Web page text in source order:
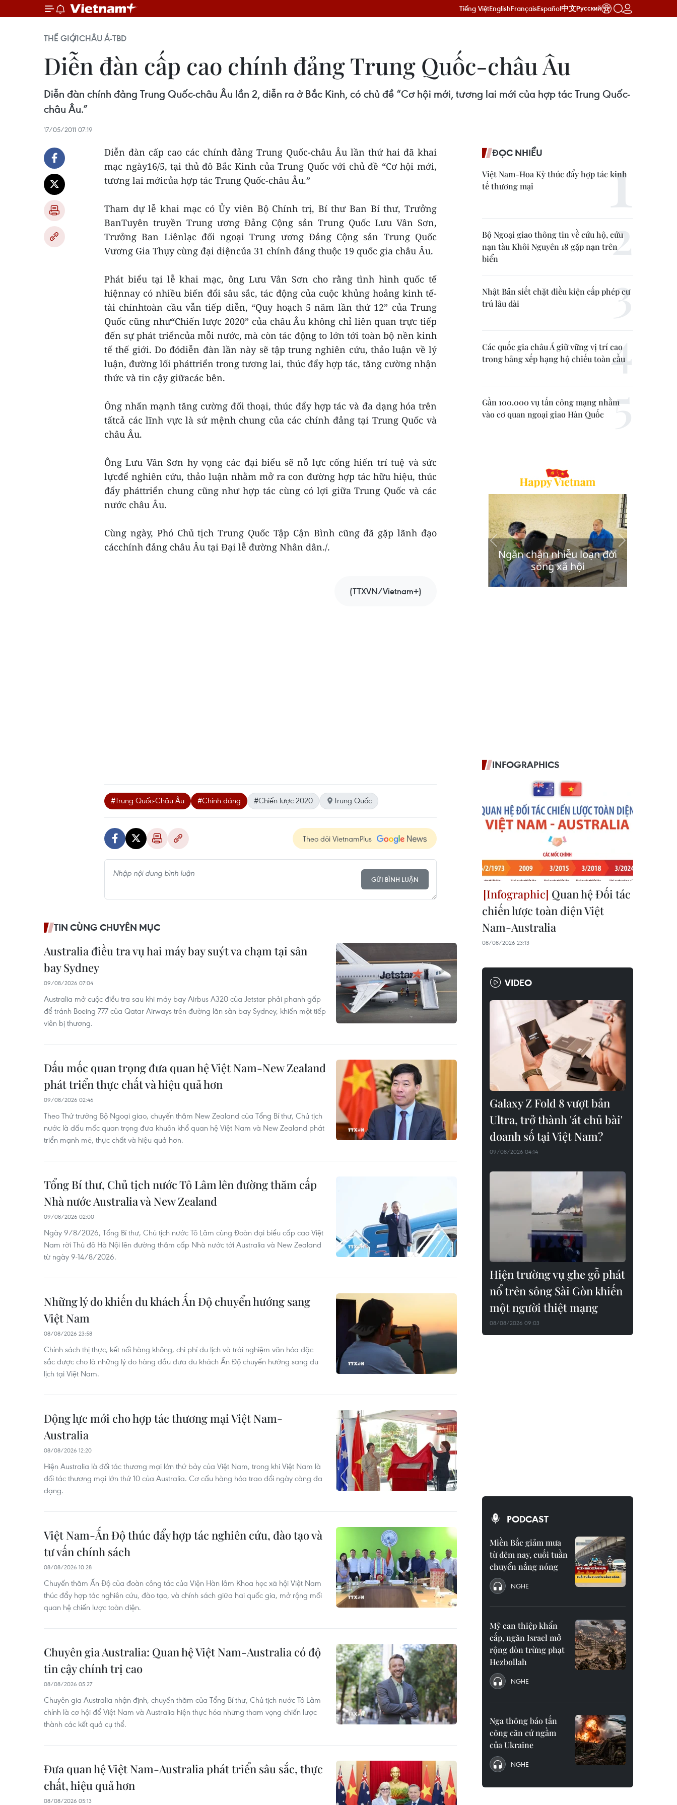
Tiếng ViệtEnglishFrançaisEspañol中文Русский
THẾ GIỚICHÂU Á-TBD
Diễn đàn cấp cao chính đảng Trung Quốc-châu Âu
Diễn đàn chính đảng Trung Quốc-châu Âu lần 2, diễn ra ở Bắc Kinh, có chủ đề “Cơ hội mới, tương lai mới của hợp tác Trung Quốc-
châu Âu.”
17/05/2011 07:19
Diễn đàn cấp cao các chính đảng Trung Quốc-châu Âu lần thứ hai đã khai
mạc ngày16/5, tại thủ đô Bắc Kinh của Trung Quốc với chủ đề “Cơ hội mới,
tương lai mớicủa hợp tác Trung Quốc-châu Âu.”
Tham dự lễ khai mạc có Ủy viên Bộ Chính trị, Bí thư Ban Bí thư, Trưởng
BanTuyên truyền Trung ương Đảng Cộng sản Trung Quốc Lưu Vân Sơn,
Trưởng Ban Liênlạc đối ngoại Trung ương Đảng Cộng sản Trung Quốc
Vương Gia Thụy cùng đại diệncủa 31 chính đảng thuộc 19 quốc gia châu Âu.
Phát biểu tại lễ khai mạc, ông Lưu Vân Sơn cho rằng tình hình quốc tế
hiệnnay có nhiều biến đổi sâu sắc, tác động của cuộc khủng hoảng kinh tế-
tài chínhtoàn cầu vẫn tiếp diễn, “Quy hoạch 5 năm lần thứ 12” của Trung
Quốc cũng như“Chiến lược 2020” của châu Âu không chỉ liên quan trực tiếp
đến sự phát triểncủa mỗi nước, mà còn tác động to lớn tới toàn bộ nền kinh
tế thế giới. Do đódiễn đàn lần này sẽ tập trung nghiên cứu, thảo luận về lý
luận, đường lối pháttriển trong tương lai, thúc đẩy hợp tác, tăng cường nhận
thức và tin cậy giữacác bên.
Ông nhấn mạnh tăng cường đối thoại, thúc đẩy hợp tác và đa dạng hóa trên
tấtcả các lĩnh vực là sứ mệnh chung của các chính đảng tại Trung Quốc và
châu Âu.
Ông Lưu Vân Sơn hy vọng các đại biểu sẽ nỗ lực cống hiến trí tuệ và sức
lựcđể nghiên cứu, thảo luận nhằm mở ra con đường hợp tác hữu hiệu, thúc
đẩy pháttriển chung cũng như hợp tác cùng có lợi giữa Trung Quốc và các
nước châu Âu.
Cùng ngày, Phó Chủ tịch Trung Quốc Tập Cận Bình cũng đã gặp lãnh đạo
cácchính đảng châu Âu tại Đại lễ đường Nhân dân./.
(TTXVN/Vietnam+)
#Trung Quốc-Châu Âu #Chính đảng #Chiến lược 2020 Trung Quốc
Theo dõi VietnamPlus
GỬI BÌNH LUẬN
TIN CÙNG CHUYÊN MỤC
Australia điều tra vụ hai máy bay suýt va chạm tại sân
bay Sydney
09/08/2026 07:04
Australia mở cuộc điều tra sau khi máy bay Airbus A320 của Jetstar phải phanh gấp
để tránh Boeing 777 của Qatar Airways trên đường lăn sân bay Sydney, khiến một tiếp
viên bị thương.
Dấu mốc quan trọng đưa quan hệ Việt Nam-New Zealand
phát triển thực chất và hiệu quả hơn
09/08/2026 02:46
Theo Thứ trưởng Bộ Ngoại giao, chuyến thăm New Zealand của Tổng Bí thư, Chủ tịch
nước là dấu mốc quan trọng đưa khuôn khổ quan hệ Việt Nam và New Zealand phát
triển mạnh mẽ, thực chất và hiệu quả hơn.
Tổng Bí thư, Chủ tịch nước Tô Lâm lên đường thăm cấp
Nhà nước Australia và New Zealand
09/08/2026 02:00
Ngày 9/8/2026, Tổng Bí thư, Chủ tịch nước Tô Lâm cùng Đoàn đại biểu cấp cao Việt
Nam rời Thủ đô Hà Nội lên đường thăm cấp Nhà nước tới Australia và New Zealand
từ ngày 9-14/8/2026.
Những lý do khiến du khách Ấn Độ chuyển hướng sang
Việt Nam
08/08/2026 23:58
Chính sách thị thực, kết nối hàng không, chi phí du lịch và trải nghiệm văn hóa đặc
sắc được cho là những lý do hàng đầu đưa du khách Ấn Độ chuyển hướng sang du
lịch tại Việt Nam.
Động lực mới cho hợp tác thương mại Việt Nam-
Australia
08/08/2026 12:20
Hiện Australia là đối tác thương mại lớn thứ bảy của Việt Nam, trong khi Việt Nam là
đối tác thương mại lớn thứ 10 của Australia. Cơ cấu hàng hóa trao đổi ngày càng đa
dạng.
Việt Nam-Ấn Độ thúc đẩy hợp tác nghiên cứu, đào tạo và
tư vấn chính sách
08/08/2026 10:28
Chuyến thăm Ấn Độ của đoàn công tác của Viện Hàn lâm Khoa học xã hội Việt Nam
thúc đẩy hợp tác nghiên cứu, đào tạo, và chính sách giữa hai quốc gia, mở rộng mối
quan hệ chiến lược toàn diện.
Chuyên gia Australia: Quan hệ Việt Nam-Australia có độ
tin cậy chính trị cao
08/08/2026 05:27
Chuyên gia Australia nhận định, chuyến thăm của Tổng Bí thư, Chủ tịch nước Tô Lâm
chính là cơ hội để Việt Nam và Australia hiện thực hóa những tham vọng chiến lược
thành các kết quả cụ thể.
Đưa quan hệ Việt Nam-Australia phát triển sâu sắc, thực
chất, hiệu quả hơn
08/08/2026 05:13
ĐỌC NHIỀU
Việt Nam-Hoa Kỳ thúc đẩy hợp tác kinh
tế thương mại
Bộ Ngoại giao thông tin về cứu hộ, cứu
nạn tàu Khôi Nguyên 18 gặp nạn trên
biển
Nhật Bản siết chặt điều kiện cấp phép cư
trú lâu dài
Các quốc gia châu Á giữ vững vị trí cao
trong bảng xếp hạng hộ chiếu toàn cầu
Gần 100.000 vụ tấn công mạng nhằm
vào cơ quan ngoại giao Hàn Quốc
INFOGRAPHICS
Quan hệ Đối tác
chiến lược toàn diện Việt
Nam-Australia
08/08/2026 23:13
VIDEO
Galaxy Z Fold 8 vượt bản
Ultra, trở thành 'át chủ bài'
doanh số tại Việt Nam?
09/08/2026 04:14
Hiện trường vụ ghe gỗ phát
nổ trên sông Sài Gòn khiến
một người thiệt mạng
08/08/2026 09:03
PODCAST
Miền Bắc giảm mưa
từ đêm nay, cuối tuần
chuyển nắng nóng
NGHE
Mỹ can thiệp khẩn
cấp, ngăn Israel mở
rộng đòn trừng phạt
Hezbollah
NGHE
Nga thông báo tấn
công căn cứ ngầm
của Ukraine
NGHE